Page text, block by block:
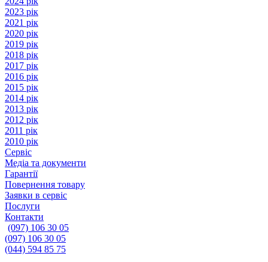
2023 рік
2021 рік
2020 рік
2019 рік
2018 рік
2017 рік
2016 рік
2015 рік
2014 рік
2013 рік
2012 рік
2011 рік
2010 рік
Сервіс
Медіа та документи
Гарантії
Повернення товару
Заявки в сервіс
Послуги
Контакти
(097) 106 30 05
(097) 106 30 05
(044) 594 85 75